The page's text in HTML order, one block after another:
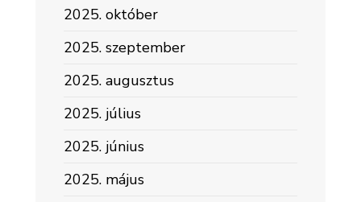
2025. október
2025. szeptember
2025. augusztus
2025. július
2025. június
2025. május